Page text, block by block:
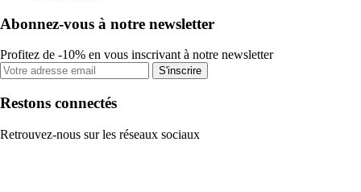
Abonnez-vous à notre newsletter
Profitez de -10% en vous inscrivant à notre newsletter
S'inscrire
Restons connectés
Retrouvez-nous sur les réseaux sociaux